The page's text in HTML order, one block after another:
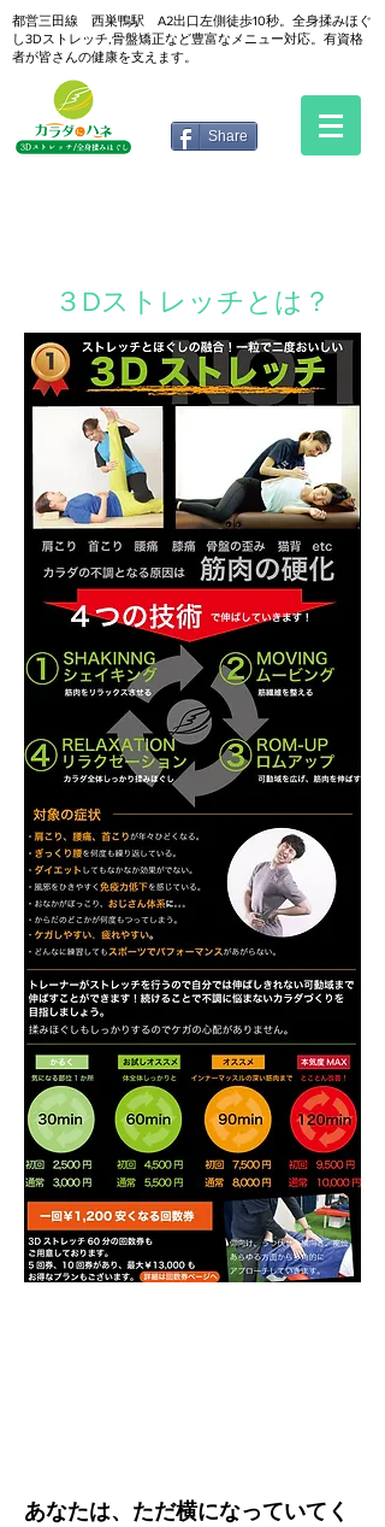
都営三田線 西巣鴨駅 A2出口左側徒歩10秒。全身揉みほぐ
し3Dストレッチ,骨盤矯正など豊富なメニュー対応。有資格
者が皆さんの健康を支えます。
Share
３Dストレッチとは？
あなたは、ただ横になっていてく